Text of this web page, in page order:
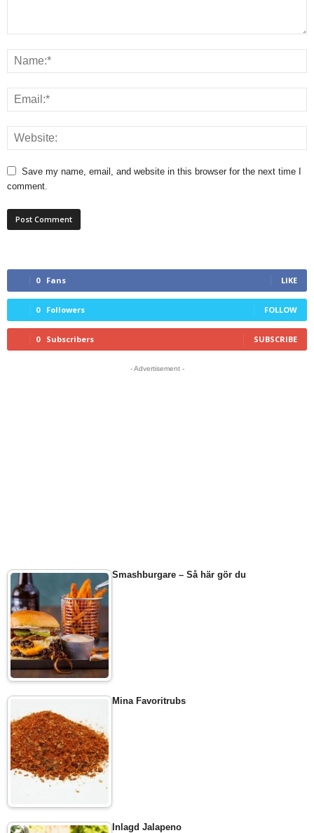
Save my name, email, and website in this browser for the next time I
comment.
0 Fans LIKE
0 Followers FOLLOW
0 Subscribers SUBSCRIBE
- Advertisement -
Smashburgare – Så här gör du
Mina Favoritrubs
Inlagd Jalapeno